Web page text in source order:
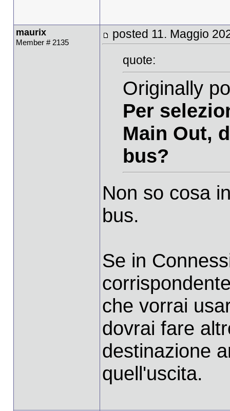
maurix
Member # 2135
posted 11. Maggio
quote:
Originally
Per
Main Out,
bus?
Non so cosa
bus.
Se in
che vorrai
dovrai fare
destinazione
quell'uscita.